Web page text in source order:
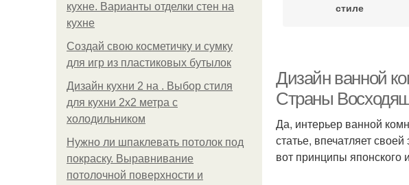
кухне. Варианты отделки стен на
кухне
Создай свою косметичку и сумку
для игр из пластиковых бутылок
Дизайн кухни 2 на . Выбор стиля
для кухни 2х2 метра с
холодильником
Нужно ли шпаклевать потолок под
покраску. Выравнивание
потолочной поверхности и
стиле
Дизайн ванной
Страны
Да, интерьер ванной
статье, впечатляет
вот принципы японского